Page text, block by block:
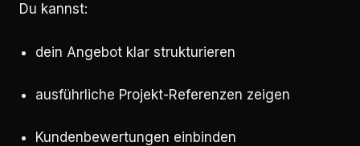
Du kannst:
dein Angebot klar strukturieren
ausführliche Projekt-Referenzen zeigen
Kundenbewertungen einbinden